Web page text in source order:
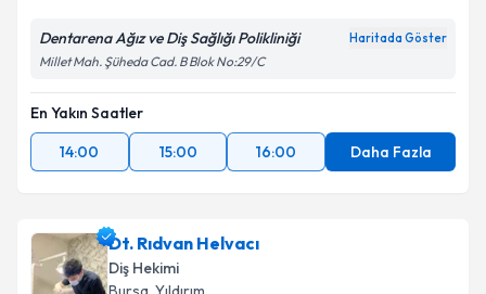
Dentarena Ağız ve Diş Sağlığı Polikliniği Haritada Göster
Millet Mah. Şüheda Cad. B Blok No:29/C
En Yakın Saatler
14:00
15:00 16:00 Daha Fazla
Dt. Rıdvan Helvacı
Diş Hekimi